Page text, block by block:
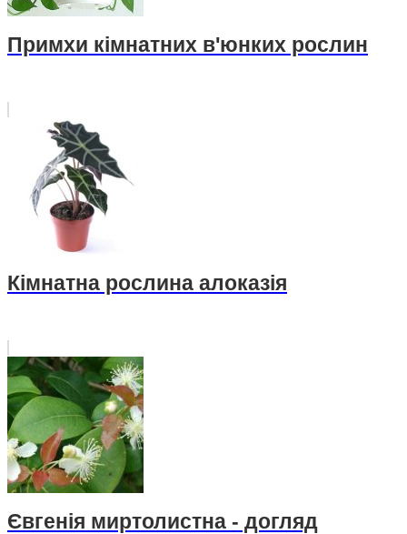
Примхи кімнатних в'юнких рослин
Кімнатна рослина алоказія
Євгенія миртолистна - догляд